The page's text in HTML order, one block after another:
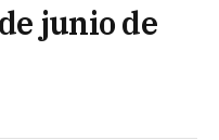
junio de